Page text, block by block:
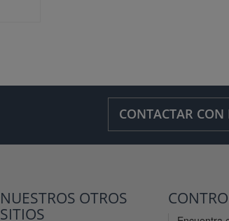
CONTACTAR CON
NUESTROS OTROS
SITIOS